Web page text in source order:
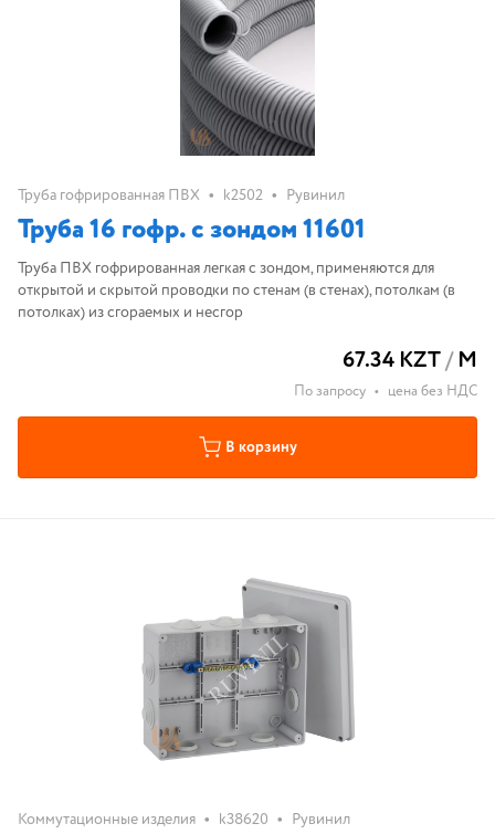
Труба гофрированная ПВХ • k2502 • Рувинил
Труба 16 гофр. с зондом 11601
Труба ПВХ гофрированная легкая с зондом, применяются для
открытой и скрытой проводки по стенам (в стенах), потолкам (в
потолках) из сгораемых и несгор
67.34 KZT/М
По запросу • цена без НДС
В корзину
Коммутационные изделия • k38620 • Рувинил